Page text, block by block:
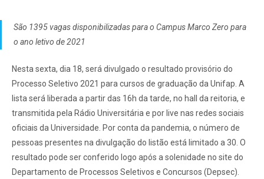
São 1395 vagas disponibilizadas para o Campus Marco Zero para
o ano letivo de 2021
Nesta sexta, dia 18, será divulgado o resultado provisório do
Processo Seletivo 2021 para cursos de graduação da Unifap. A
lista será liberada a partir das 16h da tarde, no hall da reitoria, e
transmitida pela Rádio Universitária e por live nas redes sociais
oficiais da Universidade. Por conta da pandemia, o número de
pessoas presentes na divulgação do listão está limitado a 30. O
resultado pode ser conferido logo após a solenidade no site do
Departamento de Processos Seletivos e Concursos (Depsec).